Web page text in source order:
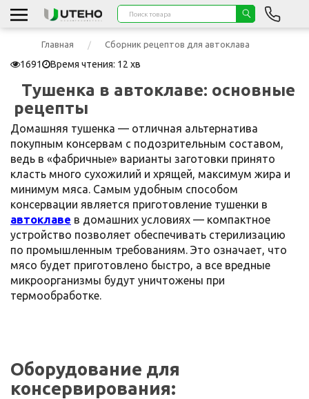
Главная Сборник рецептов для автоклава
1691 Время чтения: 12 хв
Тушенка в автоклаве: основные
рецепты
Домашняя тушенка — отличная альтернатива
покупным консервам с подозрительным составом,
ведь в «фабричные» варианты заготовки принято
класть много сухожилий и хрящей, максимум жира и
минимум мяса. Самым удобным способом
консервации является приготовление тушенки в
автоклаве в домашних условиях — компактное
устройство позволяет обеспечивать стерилизацию
по промышленным требованиям. Это означает, что
мясо будет приготовлено быстро, а все вредные
микроорганизмы будут уничтожены при
термообработке.
Оборудование для
консервирования: